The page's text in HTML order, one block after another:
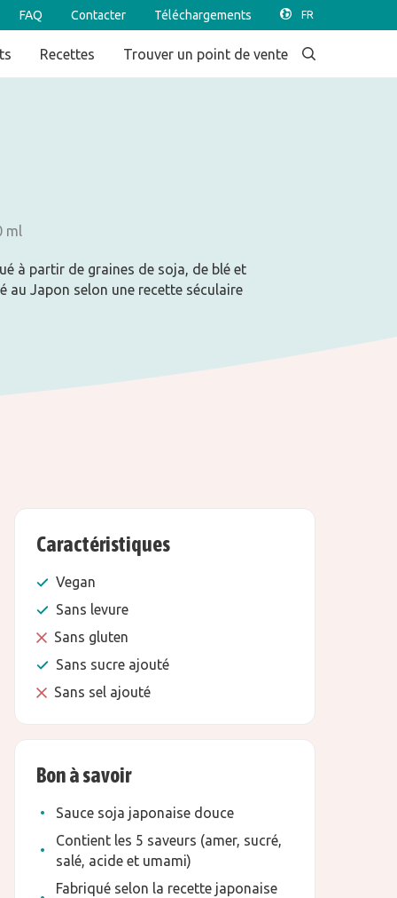
FAQ Contacter Téléchargements
Recettes Trouver un point de vente
ml
à partir de graines de soja, de blé et
au Japon selon une recette séculaire
Caractéristiques
Vegan
Sans levure
Sans gluten
Sans sucre ajouté
Sans sel ajouté
Bon à savoir
Sauce soja japonaise douce
Contient les 5 saveurs (amer, sucré,
salé, acide et umami)
Fabriqué selon la recette japonaise